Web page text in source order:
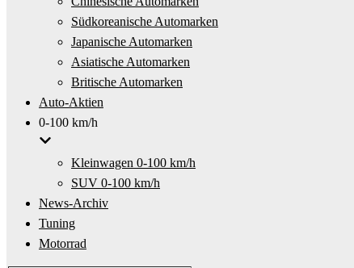
Südkoreanische Automarken
Japanische Automarken
Asiatische Automarken
Britische Automarken
Auto-Aktien
0-100 km/h
Kleinwagen 0-100 km/h
SUV 0-100 km/h
News-Archiv
Tuning
Motorrad